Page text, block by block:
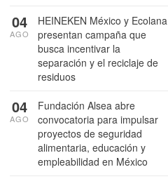
HEINEKEN México y Ecolana
presentan campaña que
busca incentivar la
separación y el reciclaje de
residuos
04
AGO
Fundación Alsea abre
convocatoria para impulsar
proyectos de seguridad
alimentaria, educación y
empleabilidad en México
04
AGO